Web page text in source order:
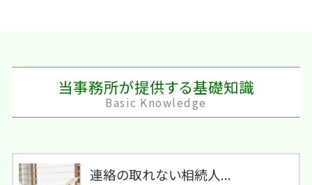
当事務所が提供する基礎知識
Basic Knowledge
連絡の取れない相続人...